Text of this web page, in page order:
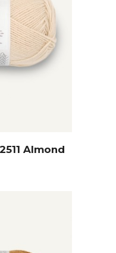
Almond